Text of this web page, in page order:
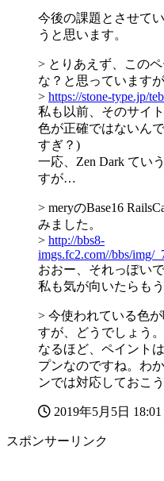
今後の課題とさせて
うと思います。
> とりあえず、この
な？と思っていますが
> https://stone-type.jp/
私も以前、そのサイ
色が正確ではないん
すぎ？)
一応、Zen Dark てい
すが…
> meryのBase16
みました。
> http://bbs8-
imgs.fc2.com//bbs/img/
おおー、それっぽいで
私も気が向いたらも
> 今使われている色
すが、どうでしょう。
なるほど、ペイント
プンなのですね。わ
ンでは対応しておこ
2019年5月5日 18:01
スポンサーリンク